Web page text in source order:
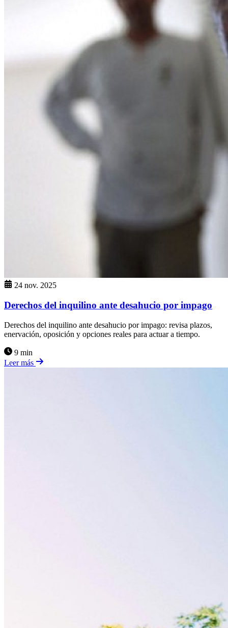
24 nov. 2025
Derechos del inquilino ante desahucio por impago
Derechos del inquilino ante desahucio por impago: revisa plazos,
enervación, oposición y opciones reales para actuar a tiempo.
9 min
Leer más